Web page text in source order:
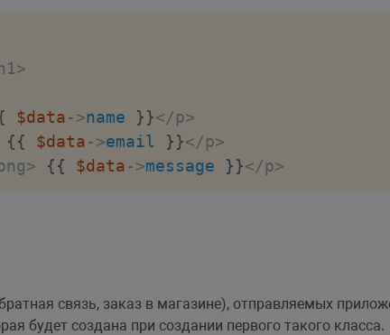
maxlength
>
control" name = "message"
= "500" rows= "3" >{ {
h1>
$data->name }}</p>
{{ $data->email }}</p>
> {{ $data->message }}</p>
связь, заказ в магазине), отправляемых
будет создана при создании первого такого класса.